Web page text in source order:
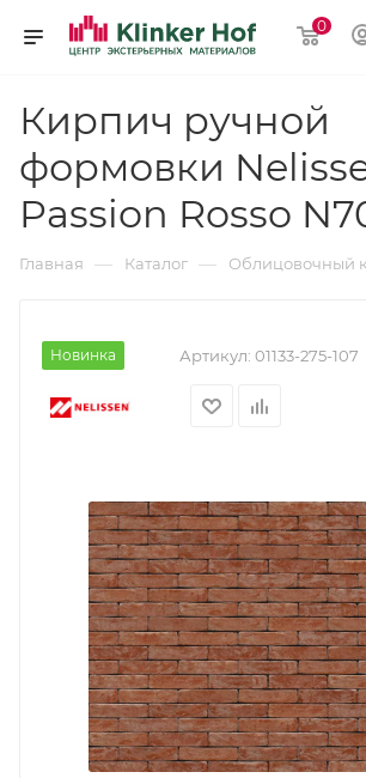
0
Кирпич ручной
формовки
Passion Rosso
Главная — Каталог — Облицовочный
Новинка Артикул: 01133-275-107